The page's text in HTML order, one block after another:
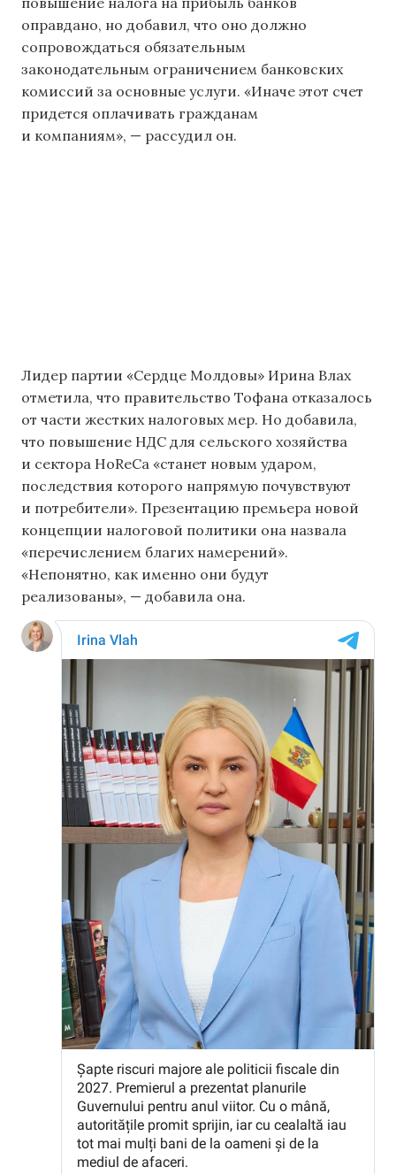
оправдано, но добавил, что оно должно
сопровождаться обязательным
законодательным ограничением банковских
комиссий за основные услуги. «Иначе этот счет
придется оплачивать гражданам
и компаниям», — рассудил он.
Лидер партии «Сердце Молдовы» Ирина Влах
отметила, что правительство Тофана отказалось
от части жестких налоговых мер. Но добавила,
что повышение НДС для сельского хозяйства
и сектора HoReCa «станет новым ударом,
последствия которого напрямую почувствуют
и потребители». Презентацию премьера новой
концепции налоговой политики она назвала
«перечислением благих намерений».
«Непонятно, как именно они будут
реализованы», — добавила она.